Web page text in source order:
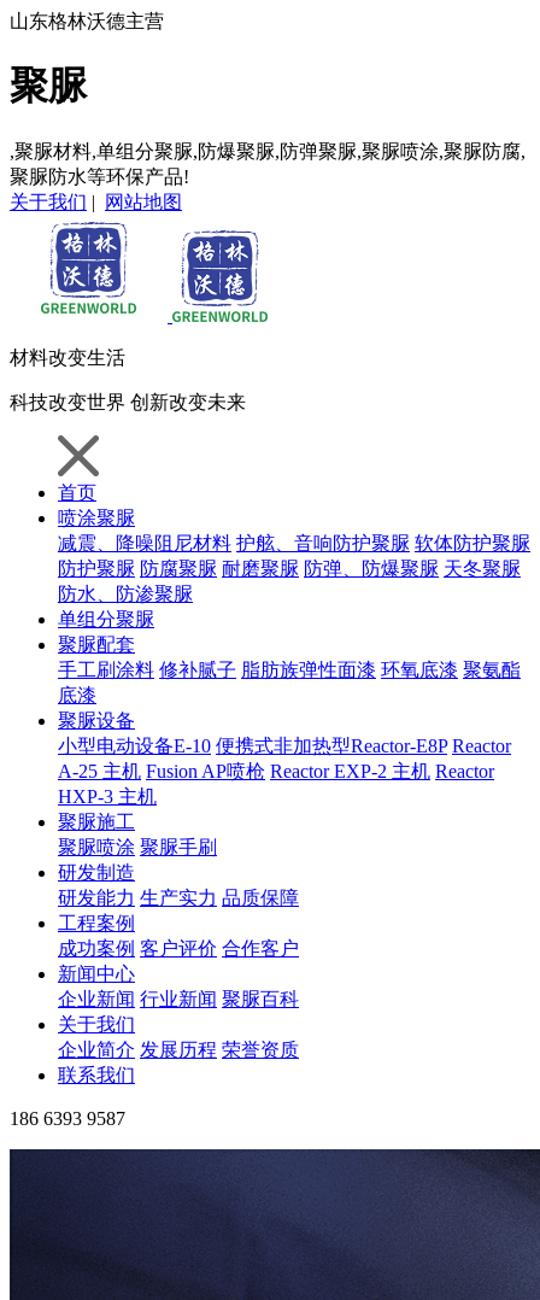
山东格林沃德主营
聚脲
,聚脲材料,单组分聚脲,防爆聚脲,防弹聚脲,聚脲喷涂,聚脲防腐,
聚脲防水等环保产品!
关于我们 | 网站地图
材料改变生活
科技改变世界 创新改变未来
首页
喷涂聚脲
减震、降噪阻尼材料 护舷、音响防护聚脲 软体防护聚脲
防护聚脲 防腐聚脲 耐磨聚脲 防弹、防爆聚脲 天冬聚脲
防水、防渗聚脲
单组分聚脲
聚脲配套
手工刷涂料 修补腻子 脂肪族弹性面漆 环氧底漆 聚氨酯
底漆
聚脲设备
小型电动设备E-10 便携式非加热型Reactor-E8P Reactor
A-25 主机 Fusion AP喷枪 Reactor EXP-2 主机 Reactor
HXP-3 主机
聚脲施工
聚脲喷涂 聚脲手刷
研发制造
研发能力 生产实力 品质保障
工程案例
成功案例 客户评价 合作客户
新闻中心
企业新闻 行业新闻 聚脲百科
关于我们
企业简介 发展历程 荣誉资质
联系我们
186 6393 9587